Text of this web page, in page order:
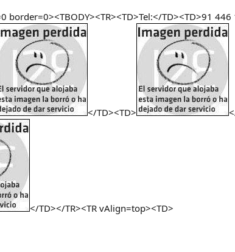
TD><TD>91 446
</TD><TD>
</TD></TR><TR vAlign=top><TD>